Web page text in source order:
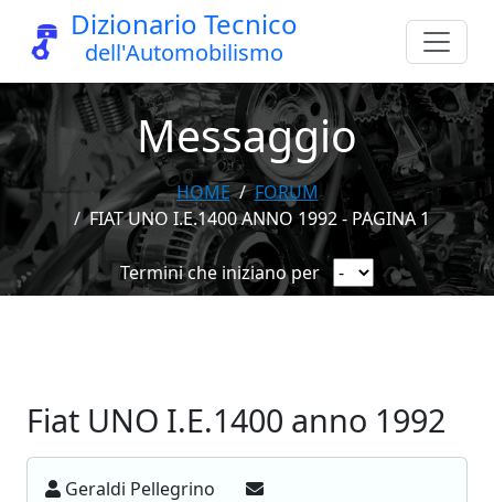
Dizionario Tecnico
dell'Automobilismo
Messaggio
HOME
FORUM
FIAT UNO I.E.1400 ANNO 1992 - PAGINA 1
Termini che iniziano per
Fiat UNO I.E.1400 anno 1992
Geraldi Pellegrino